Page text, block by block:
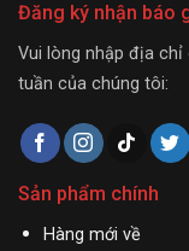
Đăng ký nhận báo
Vui lòng nhập địa chỉ
tuần của chúng tôi:
Sản phẩm chính
Hàng mới về